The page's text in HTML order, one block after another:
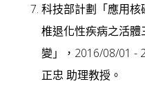
科技部計劃「應用
椎退化性疾病之活
變」，2016/08/01 -
正忠 助理教授。